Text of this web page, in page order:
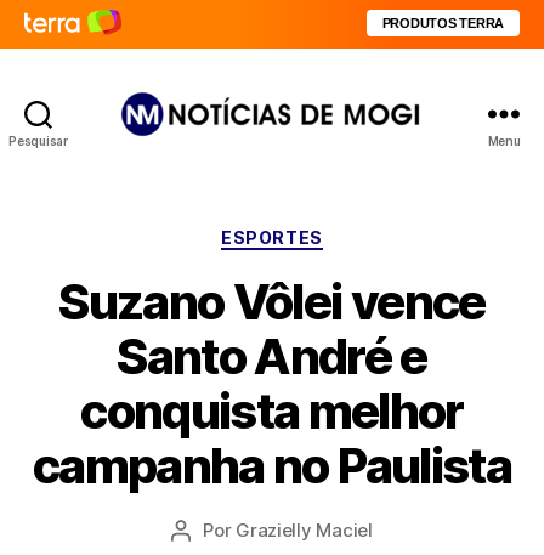
PRODUTOS TERRA
Pesquisar Menu
Categorias
ESPORTES
Suzano Vôlei vence
Santo André e
conquista melhor
campanha no Paulista
Autor
Por Grazielly Maciel